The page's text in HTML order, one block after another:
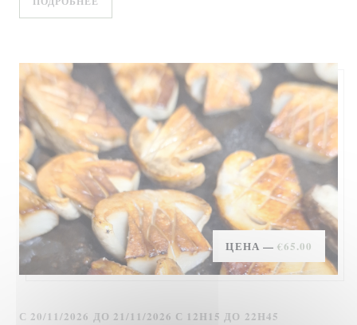
ЦЕНА — €65.00
С 20/11/2026 ДО 21/11/2026 С 12H15 ДО 22H45